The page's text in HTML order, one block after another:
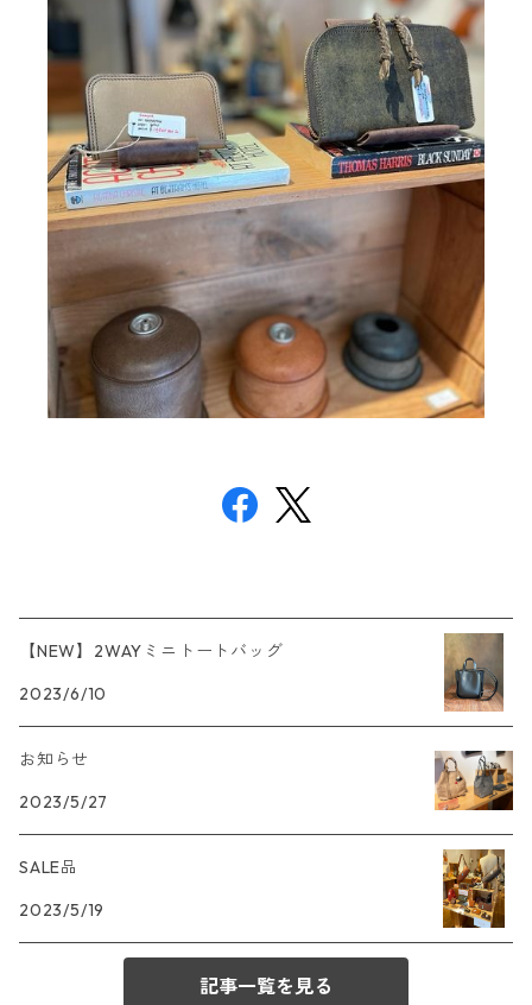
【NEW】2WAYミニトートバッグ
2023/6/10
お知らせ
2023/5/27
SALE品
2023/5/19
記事一覧を見る